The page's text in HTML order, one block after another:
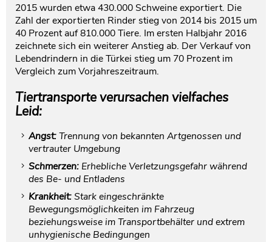
2015 wurden etwa 430.000 Schweine exportiert. Die
Zahl der exportierten Rinder stieg von 2014 bis 2015 um
40 Prozent auf 810.000 Tiere. Im ersten Halbjahr 2016
zeichnete sich ein weiterer Anstieg ab. Der Verkauf von
Lebendrindern in die Türkei stieg um 70 Prozent im
Vergleich zum Vorjahreszeitraum.
Tiertransporte verursachen vielfaches
Leid:
Angst:Trennung von bekannten Artgenossen und
vertrauter Umgebung
Schmerzen:Erhebliche Verletzungsgefahr während
des Be- und Entladens
Krankheit:Stark eingeschränkte
Bewegungsmöglichkeiten im Fahrzeug
beziehungsweise im Transportbehälter und extrem
unhygienische Bedingungen